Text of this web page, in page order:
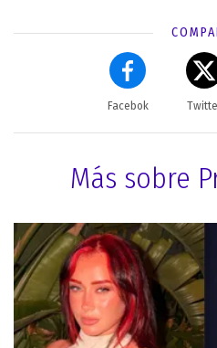
Facebok
Más sobre